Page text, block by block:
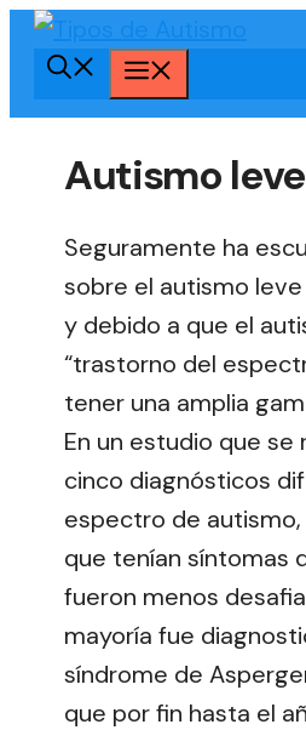
Saltar
contenido
Autismo leve
Seguramente ha
sobre el autismo
y debido a que el
“trastorno del
tener una amplia
En un estudio que se
cinco diagnósticos
espectro de
que tenían síntomas
fueron menos
mayoría fue
síndrome de
que por fin hasta el